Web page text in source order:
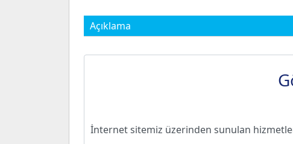
Açıklama
İnternet sitemiz üzerinden sunulan